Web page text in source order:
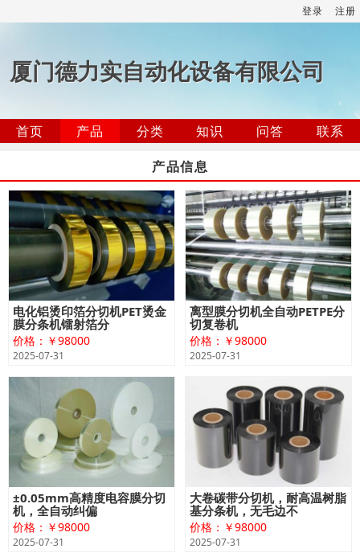
登录 注册
厦门德力实自动化设备有限公司
首页 产品 分类 知识 问答
联系
产品信息
电化铝烫印箔分切机PET烫金
膜分条机镭射箔分
价格：￥98000
2025-07-31
离型膜分切机全自动PETPE分
切复卷机
价格：￥98000
2025-07-31
±0.05mm高精度电容膜分切
机，全自动纠偏
价格：￥98000
2025-07-31
大卷碳带分切机，耐高温树脂
基分条机，无毛边不
价格：￥98000
2025-07-31